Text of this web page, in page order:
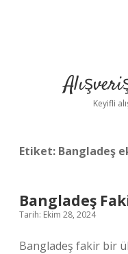
Keyifli
Etiket: Bangladeş
Bangladeş
Tarih: Ekim 28, 2024
Bangladeş fakir bir